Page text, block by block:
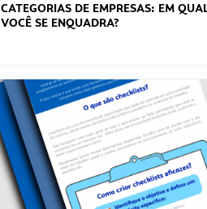
CATEGORIAS DE EMPRESAS: EM
VOCÊ SE ENQUADRA?